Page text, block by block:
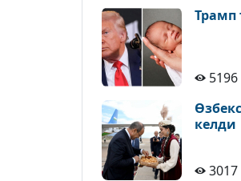
Трамп
5196
келди
3017